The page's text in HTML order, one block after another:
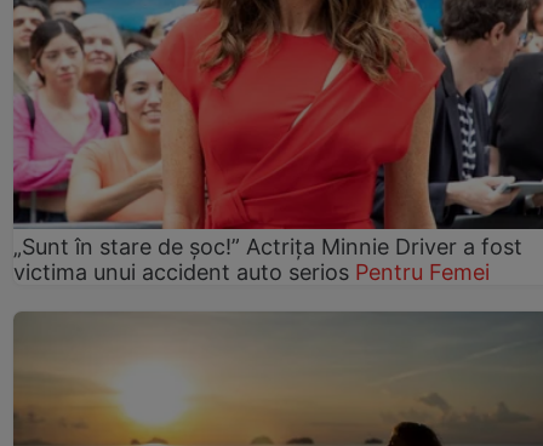
„Sunt în stare de șoc!” Actrița Minnie Driver a fost
victima unui accident auto serios Pentru Femei